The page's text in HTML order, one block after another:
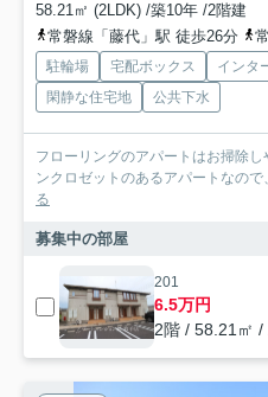
58.21㎡ (2LDK) /築10年 /2階建
常磐線「藤代」駅 徒歩26分
駐輪場 宅配ボックス インタ
閑静な住宅地
公共下水
フローリングのアパートはお掃除
ンクロゼットのあるアパートなの
る
募集中の部屋
201
6.5万円
2階 / 58.21㎡ /